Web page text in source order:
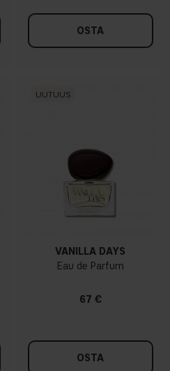
OSTA
UUTUUS
VANILLA DAYS
Eau de Parfum
67 €
OSTA